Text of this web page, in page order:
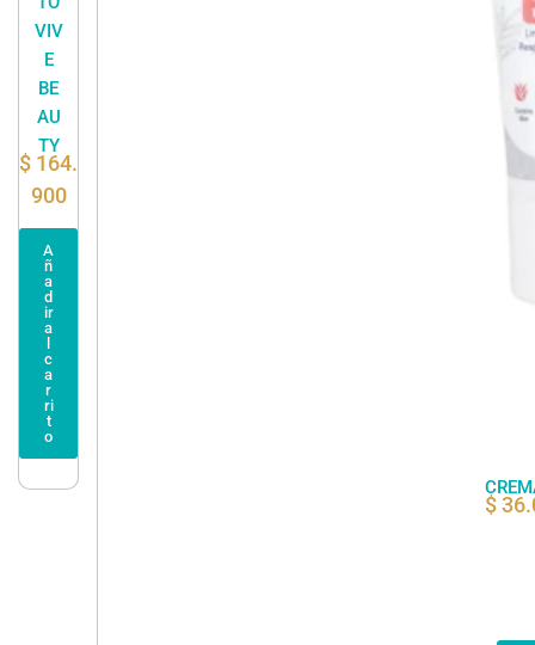
VIV
E
BE
AU
TY
$ 164.
900
A
ñ
a
d
ir
a
c
a
r
ri
t
o
$